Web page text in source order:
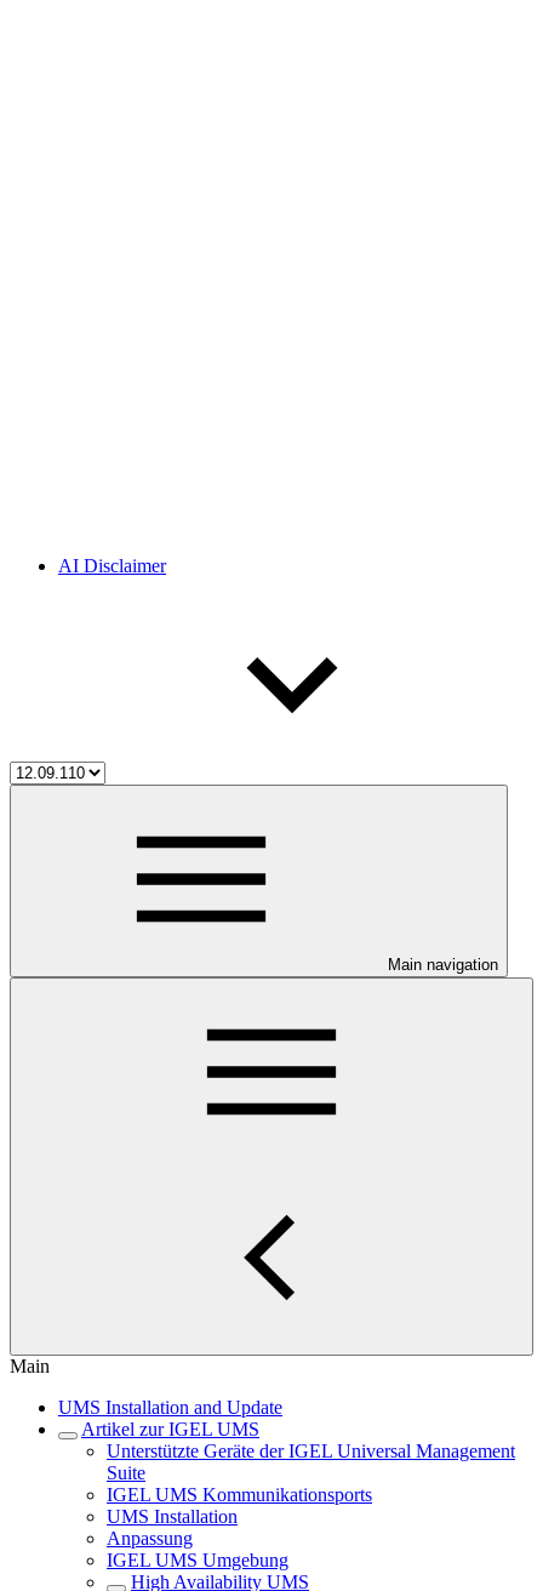
AI Disclaimer
Main navigation
Main
UMS Installation and Update
Artikel zur IGEL UMS
Unterstützte Geräte der IGEL Universal Management
Suite
IGEL UMS Kommunikationsports
UMS Installation
Anpassung
IGEL UMS Umgebung
High Availability UMS